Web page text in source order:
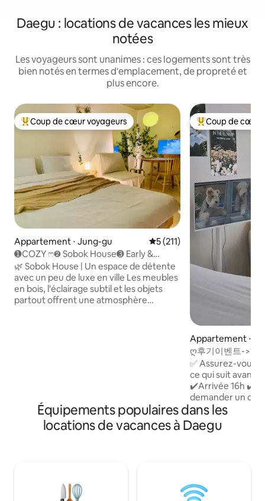
Daegu : locations de vacances les mieux
notées
Les voyageurs sont unanimes : ces logements sont très
bien notés en termes d'emplacement, de propreté et
plus encore.
Coups de cœur voyageurs les plus appréciés
Coup de cœur voyageurs
Appartement ⋅ Jung-gu Évaluation moyenne sur la
5 (211)
➊COZY ෆ➋ Sobok House➌ Early &
Late➍ stockage des bagages à 2
minutes de la gare de Jungangno➎,
purificateur d'air, sèche-cheveux,➏
Netflix, YouTube,➐ 3 personnes
🌿 Sobok House | Un espace de détente
avec un peu de luxe en ville Les meubles
en bois, l'éclairage subtil et les objets
partout offrent une atmosphère
électrique/casserole/vaisselle/couverts/réfrigérateur
• Sèche-cheveux/lisseur de
cheveux/brosse à
dents/dentifrice/serviette de
autonomes sans contact 16 → h 11 h + 1
Coups de cœur
Coup de cœur
Appartement ⋅
ღ후기이벤트->12
내중심#짐보관무
로#교동#OTT
✅️ Assurez-vous
ce qui suit avant
✔️Arrivée 16h
demander un
l'avance) Situé en plein cœur de
Dongseong-ro, à
agréable dans le
propose un
se détendre,
Équipements populaires dans les
locations de vacances à Daegu